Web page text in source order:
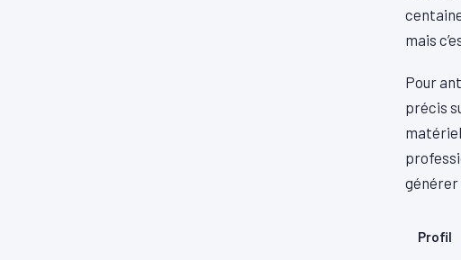
mais
Pour
précis
générer
Profil